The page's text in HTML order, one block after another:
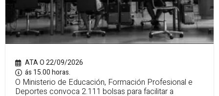
ATA O 22/09/2026
ás 15.00 horas.
O Ministerio de Educación, Formación Profesional e
Deportes convoca 2.111 bolsas para facilitar a